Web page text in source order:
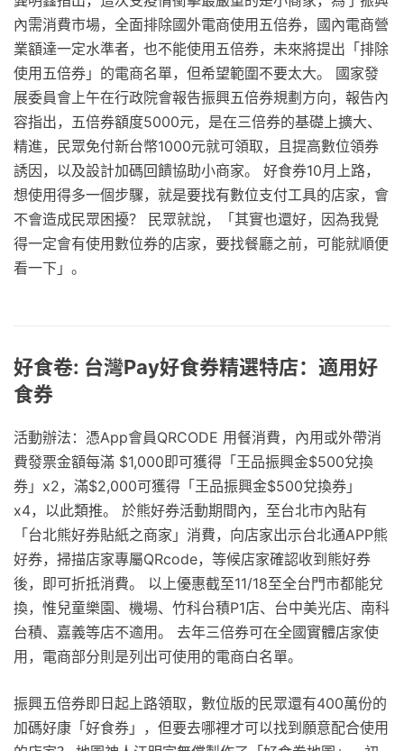
內需消費市場，全面排除國外電商使用五倍券，國內電商營
業額達一定水準者，也不能使用五倍券，未來將提出「排除
使用五倍券」的電商名單，但希望範圍不要太大。 國家發
展委員會上午在行政院會報告振興五倍券規劃方向，報告內
容指出，五倍券額度5000元，是在三倍券的基礎上擴大、
精進，民眾免付新台幣1000元就可領取，且提高數位領券
誘因，以及設計加碼回饋協助小商家。 好食券10月上路，
想使用得多一個步驟，就是要找有數位支付工具的店家，會
不會造成民眾困擾？ 民眾就說，「其實也還好，因為我覺
得一定會有使用數位券的店家，要找餐廳之前，可能就順便
看一下」。
好食卷: 台灣Pay好食券精選特店：適用好
食券
活動辦法：憑App會員QRCODE 用餐消費，內用或外帶消
費發票金額每滿 $1,000即可獲得「王品振興金$500兌換
券」x2，滿$2,000可獲得「王品振興金$500兌換券」
x4，以此類推。 於熊好券活動期間內，至台北市內貼有
「台北熊好券貼紙之商家」消費，向店家出示台北通APP熊
好券，掃描店家專屬QRcode，等候店家確認收到熊好券
後，即可折抵消費。 以上優惠截至11/18至全台門市都能兌
換，惟兒童樂園、機場、竹科台積P1店、台中美光店、南科
台積、嘉義等店不適用。 去年三倍券可在全國實體店家使
用，電商部分則是列出可使用的電商白名單。
振興五倍券即日起上路領取，數位版的民眾還有400萬份的
加碼好康「好食券」，但要去哪裡才可以找到願意配合使用